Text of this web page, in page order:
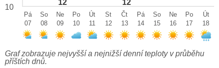
12 12
10
Pá
07
So
08
Ne
09
Po
10
Út
11
St
12
Čt
13
Pá
14
So
15
Ne
16
Po
17
Út
18
Graf zobrazuje nejvyšší a nejnižší denní teploty v průběhu
příštích dnů.